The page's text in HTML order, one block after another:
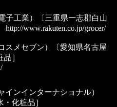
子工業）〔三重県一志郡白山
http://www.rakuten.co.jp/grocer/
スメセブン）〔愛知県名古屋
］
インインターナショナル）
化粧品］